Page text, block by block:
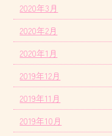
2020年3月
2020年2月
2020年1月
2019年12月
2019年11月
2019年10月